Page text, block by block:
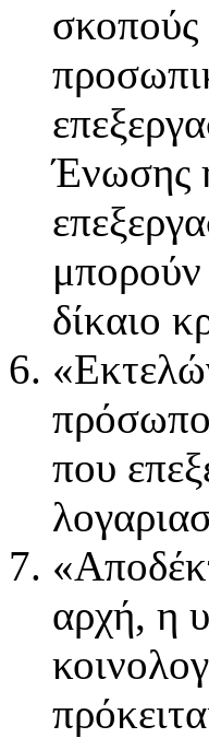
σκοπούς
Ένωσης
δίκαιο
που
αρχή, η